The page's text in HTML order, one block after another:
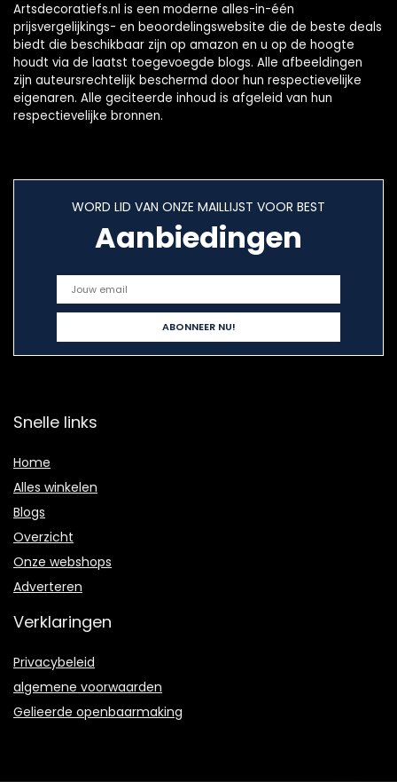
Artsdecoratiefs.nl is een moderne alles-in-één
prijsvergelijkings- en beoordelingswebsite die de beste deals
biedt die beschikbaar zijn op amazon en u op de hoogte
houdt via de laatst toegevoegde blogs. Alle afbeeldingen
zijn auteursrechtelijk beschermd door hun respectievelijke
eigenaren. Alle geciteerde inhoud is afgeleid van hun
respectievelijke bronnen.
WORD LID VAN ONZE MAILLIJST VOOR BEST
Aanbiedingen
Snelle links
Home
Alles winkelen
Blogs
Overzicht
Onze webshops
Adverteren
Verklaringen
Privacybeleid
algemene voorwaarden
Gelieerde openbaarmaking